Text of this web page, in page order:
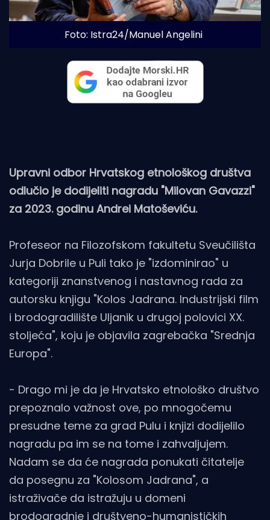
Foto: Istra24/Manuel Angelini
Upravni odbor Hrvatskog etnološkog društva
odlučio je dodijeliti nagradu "Milovan Gavazzi"
za 2023. godinu Andrei Matoševiću.
Profeseor na Filozofskom fakultetu Sveučilišta
Jurja Dobrile u Puli tako je "izdominirao" u
kategoriji znanstvenog i nastavnog rada za
autorsku knjigu "Kolos Jadrana. Industrijski film
i brodogradilište Uljanik u drugoj polovici XX.
stoljeća", koju je objavila zagrebačka "Srednja
Europa".
- Drago mi je da je Hrvatsko etnološko društvo
prepoznalo važnost ove, po mnogočemu
presudne teme za grad Pulu i knjizi dodijelilo
nagradu pa im se na tome i zahvaljujem.
Nadam se da će nagrada ponukati čitatelje
da posegnu za "Kolosom Jadrana", a
istraživače da istražuju u domeni
brodogradnje i društveno-humanističkih